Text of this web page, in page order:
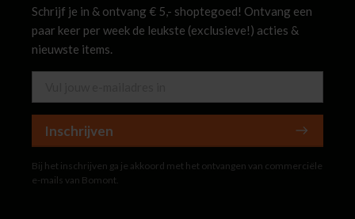
Schrijf je in & ontvang € 5,- shoptegoed! Ontvang een
paar keer per week de leukste (exclusieve!) acties &
nieuwste items.
Inschrijven
Bij het inschrijven ga je akkoord met het ontvangen van commerciële
e-mails van Bomont.